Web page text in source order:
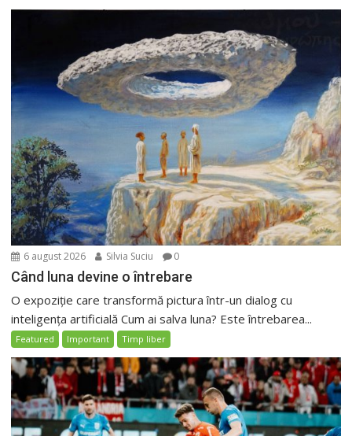
6 august 2026 Silvia Suciu 0
Când luna devine o întrebare
O expoziție care transformă pictura într-un dialog cu
inteligența artificială Cum ai salva luna? Este întrebarea...
Featured Important Timp liber